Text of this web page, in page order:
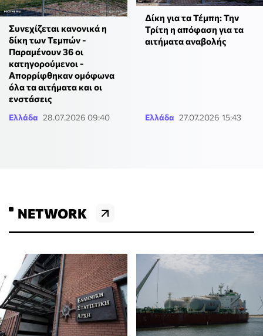
Συνεχίζεται κανονικά η
δίκη των Τεμπών -
Παραμένουν 36 οι
κατηγορούμενοι -
Απορρίφθηκαν ομόφωνα
όλα τα αιτήματα και οι
ενστάσεις
Ελλάδα 28.07.2026 09:40
Δίκη για τα Τέμπη: Την
Τρίτη η απόφαση για τα
αιτήματα αναβολής
Ελλάδα 27.07.2026 15:43
NETWORK